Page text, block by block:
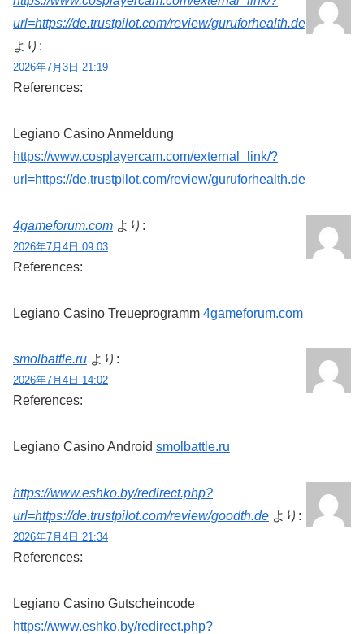
url=https://de.trustpilot.com/review/guruforhealth.de
より:
2026年7月3日 21:19
References:
Legiano Casino Anmeldung
https://www.cosplayercam.com/external_link/?
url=https://de.trustpilot.com/review/guruforhealth.de
4gameforum.com より:
2026年7月4日 09:03
References:
Legiano Casino Treueprogramm 4gameforum.com
smolbattle.ru より:
2026年7月4日 14:02
References:
Legiano Casino Android smolbattle.ru
https://www.eshko.by/redirect.php?
url=https://de.trustpilot.com/review/goodth.de より:
2026年7月4日 21:34
References:
Legiano Casino Gutscheincode
https://www.eshko.by/redirect.php?